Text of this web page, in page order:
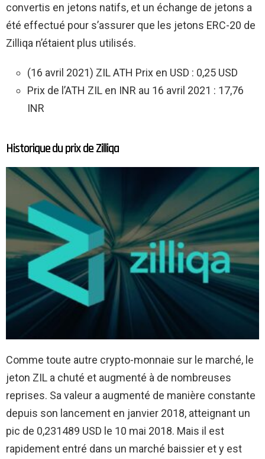
convertis en jetons natifs, et un échange de jetons a
été effectué pour s’assurer que les jetons ERC-20 de
Zilliqa n’étaient plus utilisés.
(16 avril 2021) ZIL ATH Prix en USD : 0,25 USD
Prix de l’ATH ZIL en INR au 16 avril 2021 : 17,76
INR
Historique du prix de Zilliqa
Comme toute autre crypto-monnaie sur le marché, le
jeton ZIL a chuté et augmenté à de nombreuses
reprises. Sa valeur a augmenté de manière constante
depuis son lancement en janvier 2018, atteignant un
pic de 0,231489 USD le 10 mai 2018. Mais il est
rapidement entré dans un marché baissier et y est